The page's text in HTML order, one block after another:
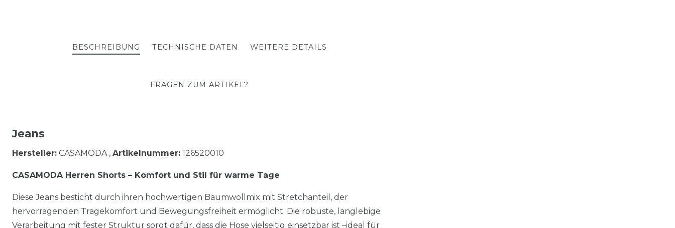
BESCHREIBUNG TECHNISCHE DATEN WEITERE DETAILS
FRAGEN ZUM ARTIKEL?
Jeans
Hersteller: CASAMODA , Artikelnummer: 126520010
CASAMODA Herren Shorts – Komfort und Stil für warme Tage
Diese Jeans besticht durch ihren hochwertigen Baumwollmix mit Stretchanteil, der
hervorragenden Tragekomfort und Bewegungsfreiheit ermöglicht. Die robuste, langlebige
Verarbeitung mit fester Struktur sorgt dafür, dass die Hose vielseitig einsetzbar ist –ideal für